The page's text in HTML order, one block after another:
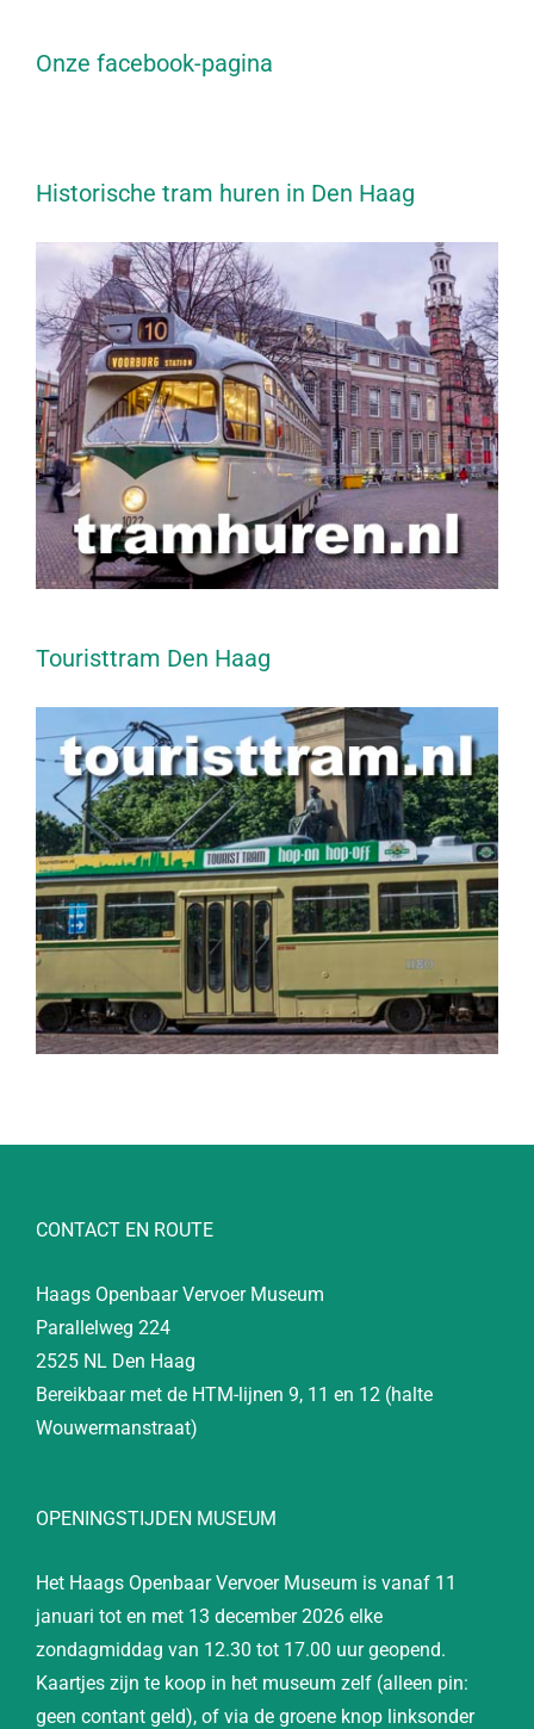
Onze facebook-pagina
Historische tram huren in Den Haag
Touristtram Den Haag
CONTACT EN ROUTE
Haags Openbaar Vervoer Museum
Parallelweg 224
2525 NL Den Haag
Bereikbaar met de HTM-lijnen 9, 11 en 12 (halte
Wouwermanstraat)
OPENINGSTIJDEN MUSEUM
Het Haags Openbaar Vervoer Museum is vanaf 11
januari tot en met 13 december 2026 elke
zondagmiddag van 12.30 tot 17.00 uur geopend.
Kaartjes zijn te koop in het museum zelf (alleen pin:
geen contant geld), of via de groene knop linksonder